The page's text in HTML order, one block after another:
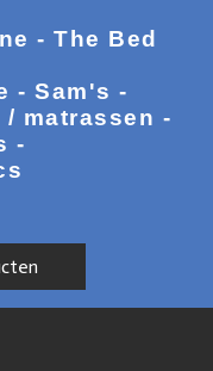
- The Bed
- Sam's -
matrassen -
-